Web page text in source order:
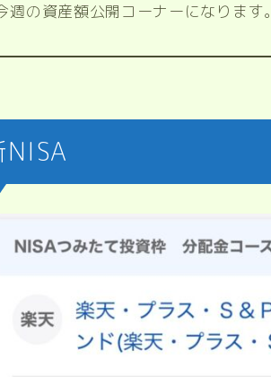
週の資産額公開コーナーになります。
NISA